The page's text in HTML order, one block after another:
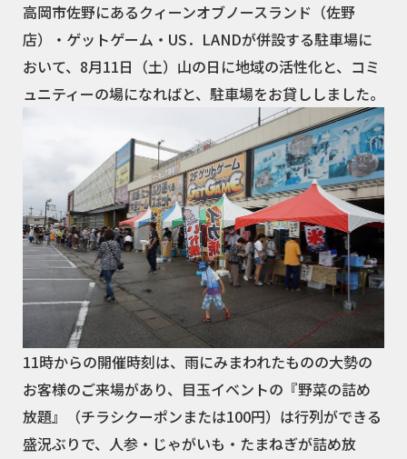
高岡市佐野にあるクィーンオブノースランド（佐野
店）・ゲットゲーム・US．LANDが併設する駐車場に
おいて、8月11日（土）山の日に地域の活性化と、コミ
ュニティーの場になればと、駐車場をお貸ししました。
11時からの開催時刻は、雨にみまわれたものの大勢の
お客様のご来場があり、目玉イベントの『野菜の詰め
放題』（チラシクーポンまたは100円）は行列ができる
盛況ぶりで、人参・じゃがいも・たまねぎが詰め放